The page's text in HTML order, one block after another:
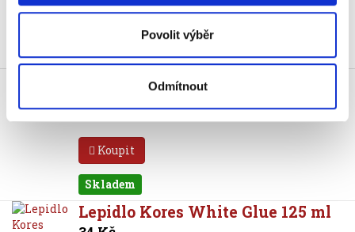
Povolit výběr
Odmítnout
Koupit
Lepidlo Klovatina, 100 g
Koupit
Skladem
Lepidlo Kores White Glue 125 ml